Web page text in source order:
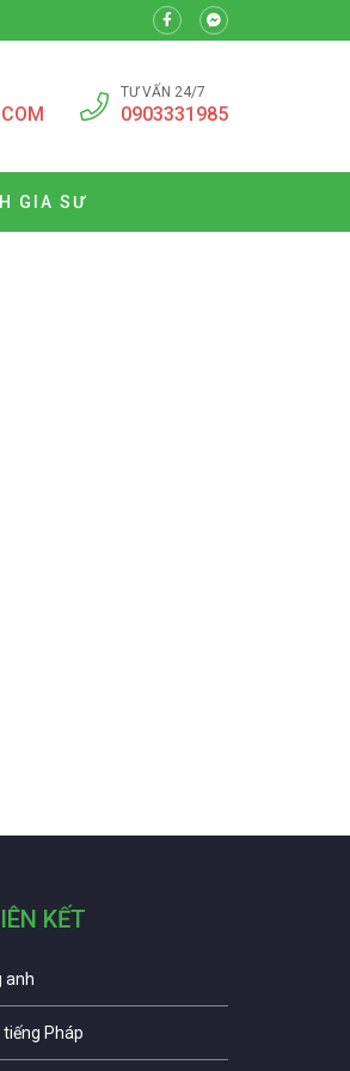
TƯ VẤN 24/7
0903331985
GIA SƯ
KẾT
anh
Pháp